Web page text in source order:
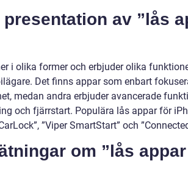
av ”lås
i olika former och erbjuder olika
Det finns appar som enbart
medan andra erbjuder avancerade
och fjärrstart. Populära lås appar för
”Viper SmartStart” och
om ”lås appar